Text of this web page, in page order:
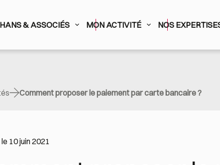
HANS & ASSOCIÉS MON ACTIVITÉ NOS
Comment proposer le paiement par carte bancaire ?
10 juin 2021